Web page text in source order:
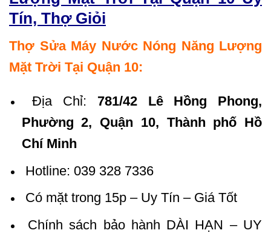
Tín, Thợ Giỏi
Thợ Sửa Máy Nước Nóng Năng Lượng
Mặt Trời Tại Quận 10:
Địa Chỉ: 781/42 Lê Hồng Phong,
Phường 2, Quận 10, Thành phố Hồ
Chí Minh
Hotline: 039 328 7336
Có mặt trong 15p – Uy Tín – Giá Tốt
Chính sách bảo hành DÀI HẠN – UY